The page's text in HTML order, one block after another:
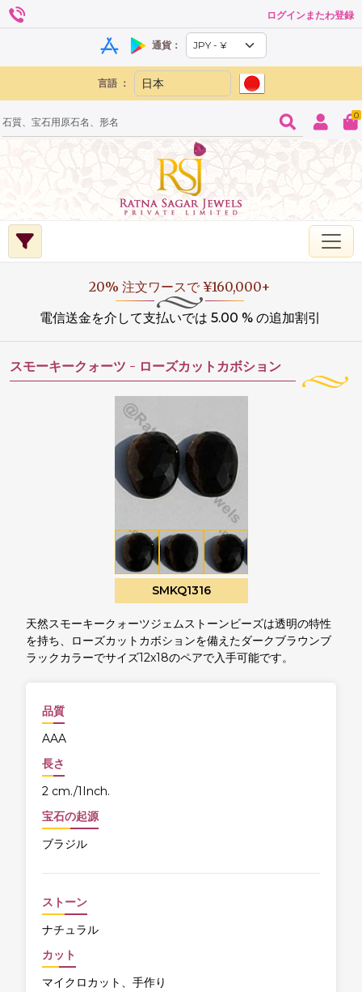
ログインまたわ登録
通貨：
言語 ：
0
20% 注文ワースで ¥160,000+
電信送金を介して支払いでは 5.00 % の追加割引
スモーキークォーツ - ローズカットカボション
SMKQ1316
天然スモーキークォーツジェムストーンビーズは透明の特性
を持ち、ローズカットカボションを備えたダークブラウンブ
ラックカラーでサイズ12x18のペアで入手可能です。
品質
AAA
長さ
2 cm./1Inch.
宝石の起源
ブラジル
ストーン
ナチュラル
カット
マイクロカット、手作り